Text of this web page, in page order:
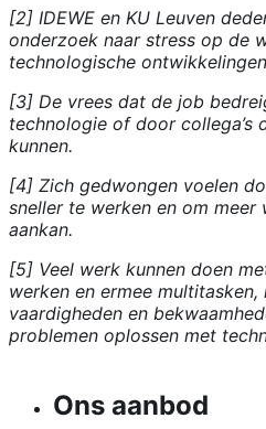
[2] IDEWE en KU Leuven
onderzoek naar stress op de
technologische
[3] De vrees dat de job
technologie of door collega’s
kunnen.
[4] Zich gedwongen voelen
sneller te werken en om
aankan.
[5] Veel werk kunnen doen
werken en ermee
vaardigheden en
problemen oplossen met
Ons aanbod